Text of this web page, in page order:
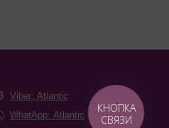
Viber: Atlantic
WhatApp: Atlantic
КНОПКА
СВЯЗИ